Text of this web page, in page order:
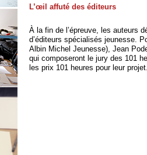
L’œil affuté des éditeurs
À la fin de l’épreuve, les auteurs
d’éditeurs spécialisés jeunesse.
Albin Michel Jeunesse), Jean
qui composeront le jury des 101
les prix 101 heures pour leur projet.